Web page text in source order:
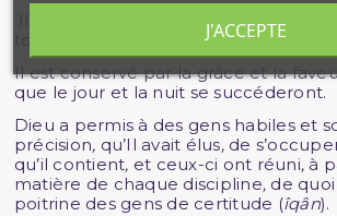
Il en a garanti la conservation,en le
toute altération et de tout accident.
Il est conservé par la grâce et la
que le jour et la nuit se succéderont.
Dieu a permis à des gens habiles et
précision, qu’Il avait élus, de
qu’il contient, et ceux-ci ont réuni, à
matière de chaque discipline, de
poitrine des gens de certitude (îqân).
J'ACCEPTE